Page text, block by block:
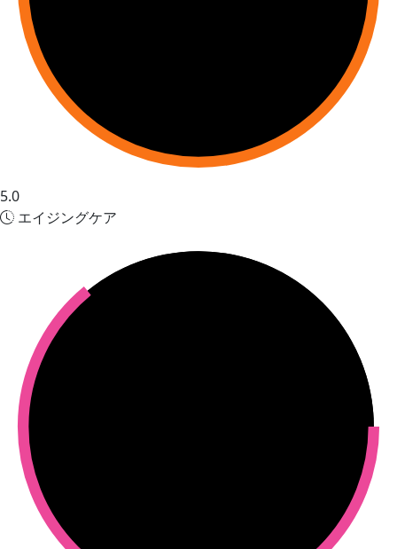
5.0
エイジングケア